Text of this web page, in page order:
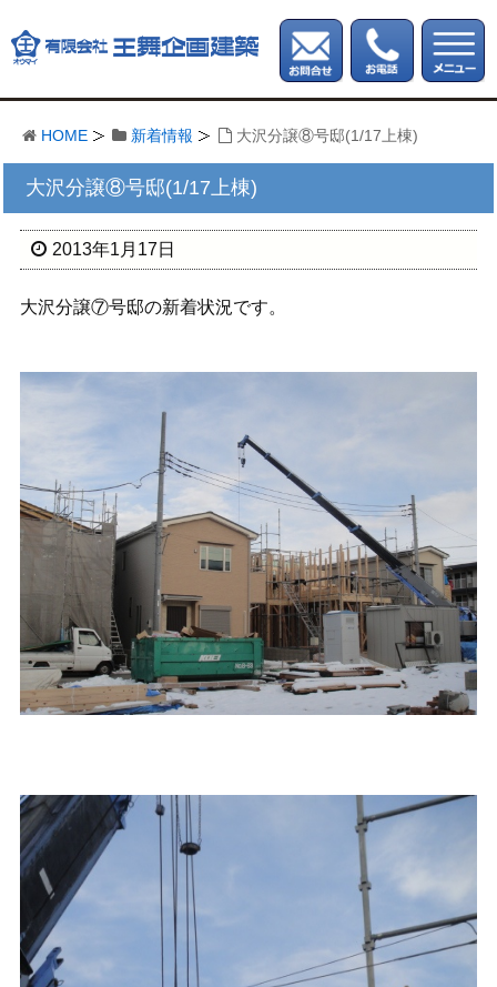
HOME 新着情報 大沢分譲⑧号邸(1/17上棟)
大沢分譲⑧号邸(1/17上棟)
2013年1月17日
大沢分譲⑦号邸の新着状況です。